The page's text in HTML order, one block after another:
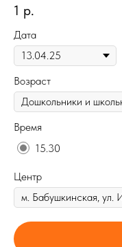
1 р.
Дата
Возраст
Время
15.30
Центр